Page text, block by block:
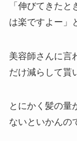
「伸びてきた
は楽ですよー」
美容師さんに言
だけ減らして貰
とにかく髪の量
ないといかんの